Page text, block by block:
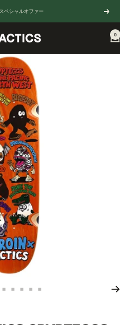
ペシャルオファー
次
へ
0
ス
ド
ス
ド
ス
ド
ス
ド
ス
ド